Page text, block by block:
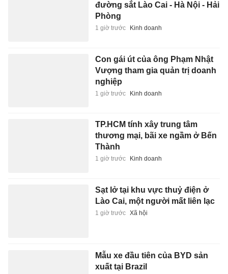
đường sắt Lào Cai - Hà Nội - Hải
Phòng
1 giờ trước Kinh doanh
Con gái út của ông Phạm Nhật
Vượng tham gia quản trị doanh
nghiệp
1 giờ trước Kinh doanh
TP.HCM tính xây trung tâm
thương mại, bãi xe ngầm ở Bến
Thành
1 giờ trước Kinh doanh
Sạt lở tại khu vực thuỷ điện ở
Lào Cai, một người mất liên lạc
1 giờ trước Xã hội
Mẫu xe đầu tiên của BYD sản
xuất tại Brazil